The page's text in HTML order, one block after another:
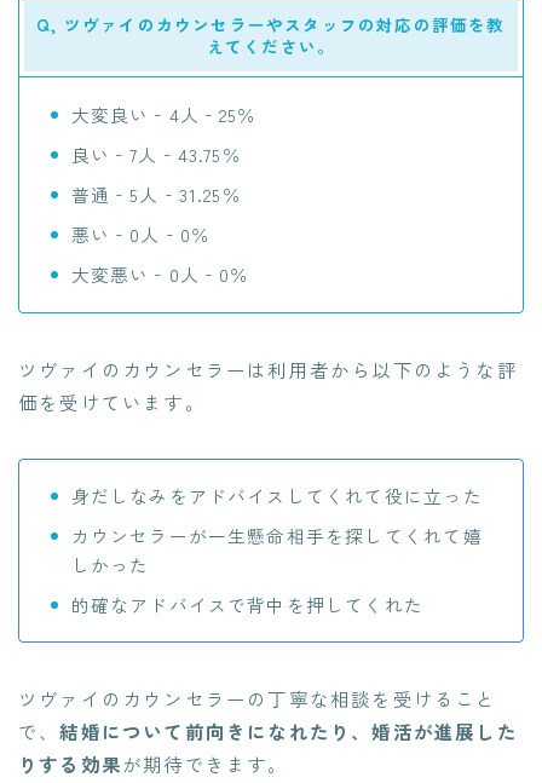
Q, ツヴァイのカウンセラーやスタッフの対応の評価を教
えてください。
大変良い‐4人‐25％
良い‐7人‐43.75％
普通‐5人‐31.25％
悪い‐0人‐0％
大変悪い‐0人‐0％
ツヴァイのカウンセラーは利用者から以下のような評
価を受けています。
身だしなみをアドバイスしてくれて役に立った
カウンセラーが一生懸命相手を探してくれて嬉
しかった
的確なアドバイスで背中を押してくれた
ツヴァイのカウンセラーの丁寧な相談を受けること
で、結婚について前向きになれたり、婚活が進展した
りする効果が期待できます。